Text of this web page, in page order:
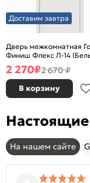
Доставим завтра
Дверь межкомнатная
Финиш Флекс Л-14
глухая, каркасно-
2 270₽2 670 ₽
В корзину
На нашем сайте